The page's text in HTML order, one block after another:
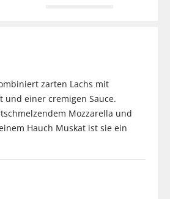
zarten Lachs mit
und einer cremigen Sauce.
Mozzarella und
Hauch Muskat ist sie ein